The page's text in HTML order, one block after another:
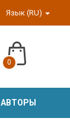
Язык (RU)
0
АВТОРЫ